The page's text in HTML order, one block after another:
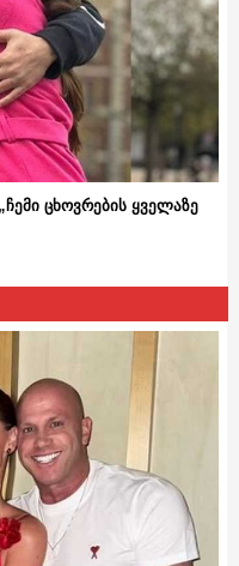
ცხოვრების ყველაზე